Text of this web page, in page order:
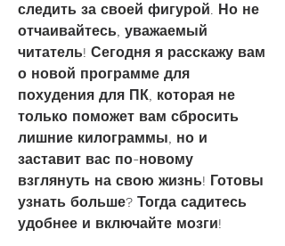
следить за своей фигурой. Но не
отчаивайтесь, уважаемый
читатель! Сегодня я расскажу вам
о новой программе для
похудения для ПК, которая не
только поможет вам сбросить
лишние килограммы, но и
заставит вас по-новому
взглянуть на свою жизнь! Готовы
узнать больше? Тогда садитесь
удобнее и включайте мозги!